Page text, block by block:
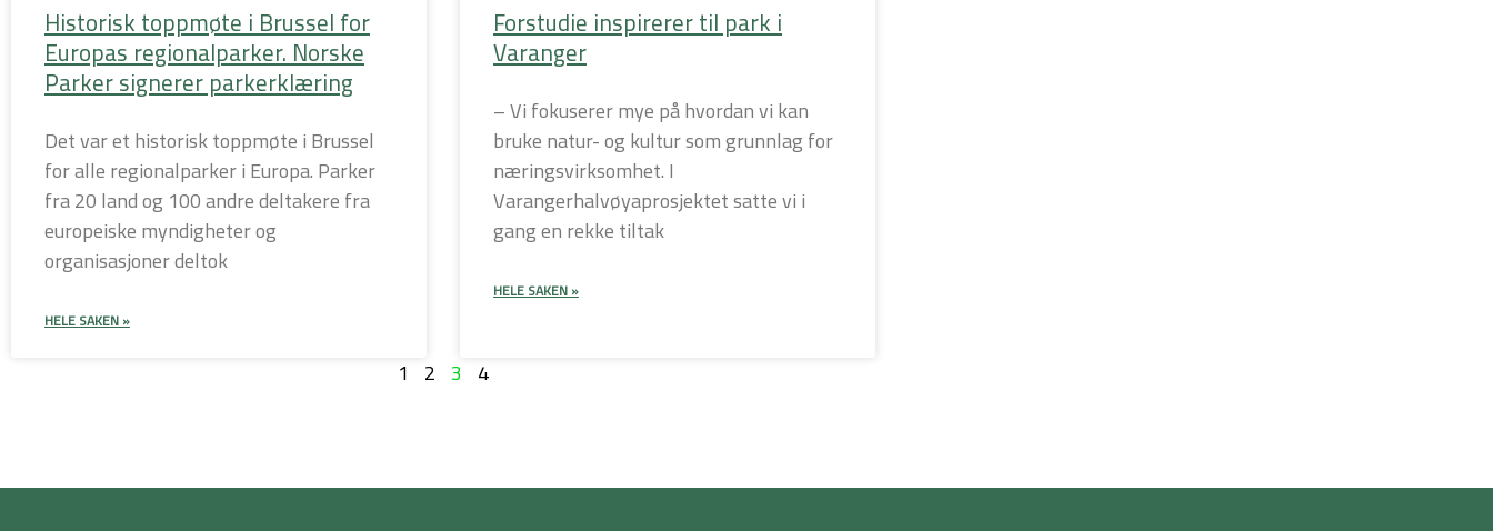
Historisk toppmøte i Brussel for
Europas regionalparker. Norske
Parker signerer parkerklæring
Det var et historisk toppmøte i Brussel
for alle regionalparker i Europa. Parker
fra 20 land og 100 andre deltakere fra
europeiske myndigheter og
organisasjoner deltok
HELE SAKEN »
Forstudie inspirerer til park i
Varanger
– Vi fokuserer mye på hvordan vi kan
bruke natur- og kultur som grunnlag for
næringsvirksomhet. I
Varangerhalvøyaprosjektet satte vi i
gang en rekke tiltak
HELE SAKEN »
1 2 3 4